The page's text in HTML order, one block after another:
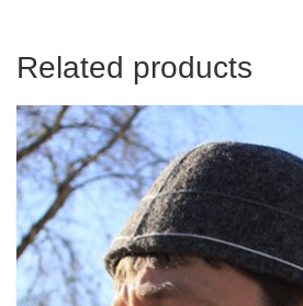
Related products